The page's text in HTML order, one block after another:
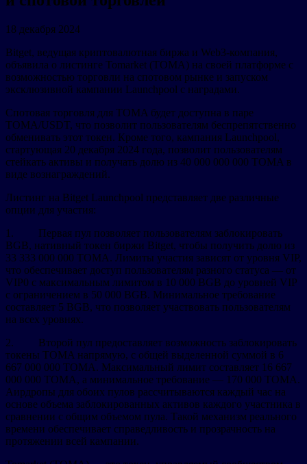
18 декабря 2024
Bitget, ведущая криптовалютная биржа и Web3-компания,
объявила о листинге Tomarket (TOMA) на своей платформе с
возможностью торговли на спотовом рынке и запуском
эксклюзивной кампании Launchpool с наградами.
Спотовая торговля для TOMA будет доступна в паре
TOMA/USDT, что позволит пользователям беспрепятственно
обменивать этот токен. Кроме того, кампания Launchpool,
стартующая 20 декабря 2024 года, позволит пользователям
стейкать активы и получать долю из 40 000 000 000 TOMA в
виде вознаграждений.
Листинг на Bitget Launchpool представляет две различные
опции для участия:
1. Первая пул позволяет пользователям заблокировать
BGB, нативный токен биржи Bitget, чтобы получить долю из
33 333 000 000 TOMA. Лимиты участия зависят от уровня VIP,
что обеспечивает доступ пользователям разного статуса — от
VIP0 с максимальным лимитом в 10 000 BGB до уровней VIP
с ограничением в 50 000 BGB. Минимальное требование
составляет 5 BGB, что позволяет участвовать пользователям
на всех уровнях.
2. Второй пул предоставляет возможность заблокировать
токены TOMA напрямую, с общей выделенной суммой в 6
667 000 000 TOMA. Максимальный лимит составляет 16 667
000 000 TOMA, а минимальное требование — 170 000 TOMA.
Аирдропы для обоих пулов рассчитываются каждый час на
основе объема заблокированных активов каждого участника в
сравнении с общим объемом пула. Такой механизм реального
времени обеспечивает справедливость и прозрачность на
протяжении всей кампании.